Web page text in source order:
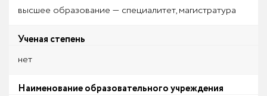
высшее образование — специалитет, магистратура
Ученая степень
нет
Наименование образовательного учреждения